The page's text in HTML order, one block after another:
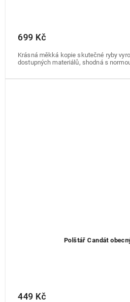
699 Kč
Krásná měkká kopie skutečné ryby
dostupných materiálů, shodná s
Polštář Candát
449 Kč